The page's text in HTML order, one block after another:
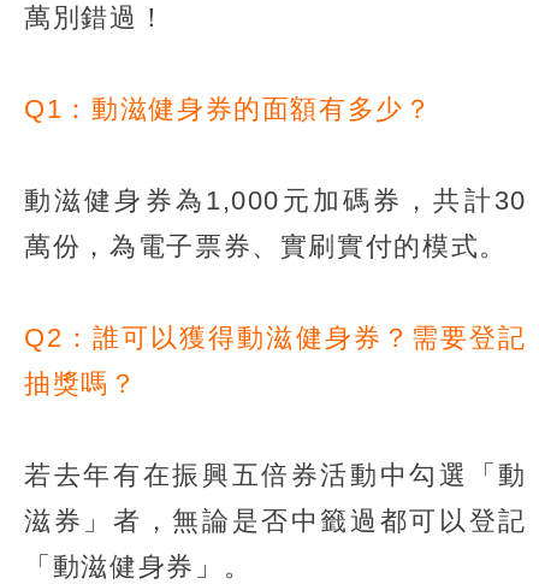
萬別錯過！
Q1：動滋健身券的面額有多少？
動滋健身券為1,000元加碼券，共計30
萬份，為電子票券、實刷實付的模式。
Q2：誰可以獲得動滋健身券？需要登記
抽獎嗎？
若去年有在振興五倍券活動中勾選「動
滋券」者，無論是否中籤過都可以登記
「動滋健身券」。